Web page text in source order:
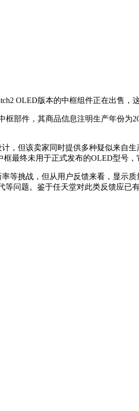
OLED版本的中框组件正在出售，
部件，其商品信息注明生产年份
，但该卖家同时提供多种疑似来自
最终未用于正式发布的OLED型号
等挑战，但从用户反馈来看，显示
问题。鉴于任天堂对此类反馈应